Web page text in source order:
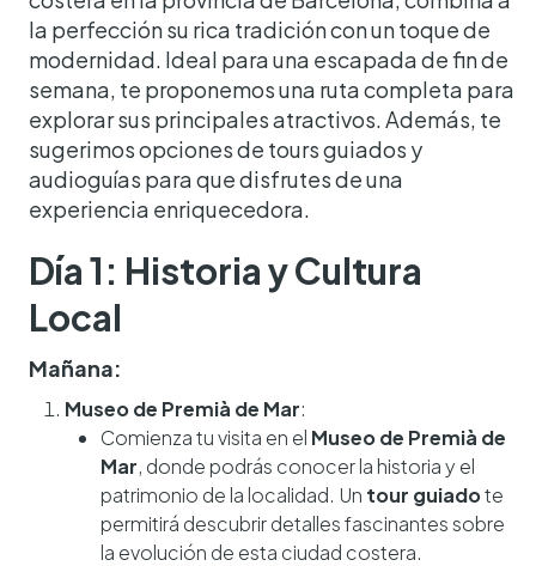
la perfección su rica tradición con un toque de
modernidad. Ideal para una escapada de fin de
semana, te proponemos una ruta completa para
explorar sus principales atractivos. Además, te
sugerimos opciones de tours guiados y
audioguías para que disfrutes de una
experiencia enriquecedora.
Día 1: Historia y Cultura
Local
Mañana:
Museo de Premià de Mar:
Comienza tu visita en el Museo de Premià de
Mar, donde podrás conocer la historia y el
patrimonio de la localidad. Un tour guiadote
permitirá descubrir detalles fascinantes sobre
la evolución de esta ciudad costera.